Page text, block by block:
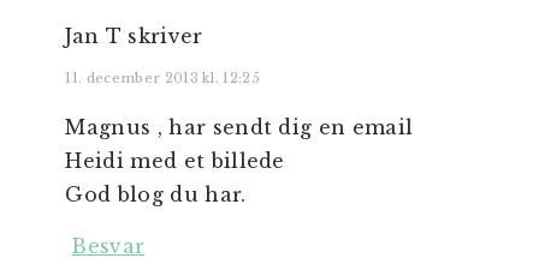
Jan T skriver
11. december 2013 kl. 12:25
Magnus , har sendt dig en email
Heidi med et billede
God blog du har.
Besvar